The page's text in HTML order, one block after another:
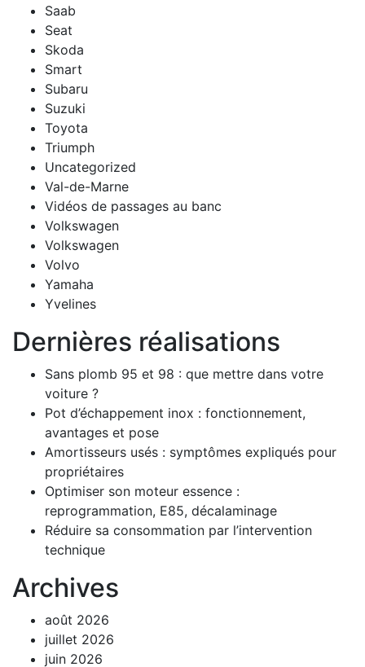
Saab
Seat
Skoda
Smart
Subaru
Suzuki
Toyota
Triumph
Uncategorized
Val-de-Marne
Vidéos de passages au banc
Volkswagen
Volkswagen
Volvo
Yamaha
Yvelines
Dernières réalisations
Sans plomb 95 et 98 : que mettre dans votre
voiture ?
Pot d’échappement inox : fonctionnement,
avantages et pose
Amortisseurs usés : symptômes expliqués pour
propriétaires
Optimiser son moteur essence :
reprogrammation, E85, décalaminage
Réduire sa consommation par l’intervention
technique
Archives
août 2026
juillet 2026
juin 2026